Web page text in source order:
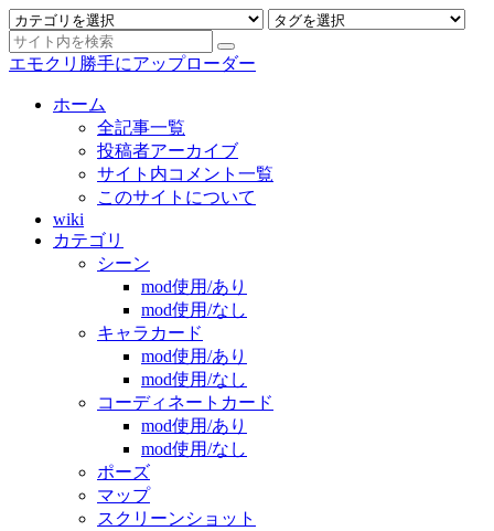
エモクリ勝手にアップローダー
ホーム
全記事一覧
投稿者アーカイブ
サイト内コメント一覧
このサイトについて
wiki
カテゴリ
シーン
mod使用/あり
mod使用/なし
キャラカード
mod使用/あり
mod使用/なし
コーディネートカード
mod使用/あり
mod使用/なし
ポーズ
マップ
スクリーンショット